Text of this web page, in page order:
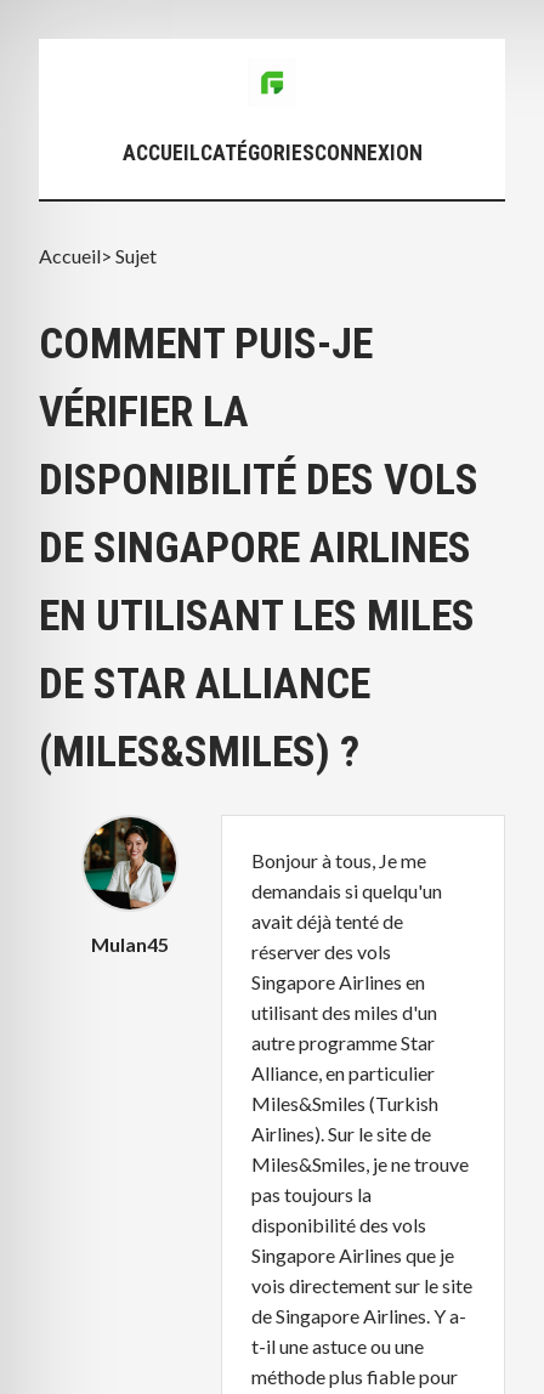
ACCUEILCATÉGORIESCONNEXION
Accueil> Sujet
COMMENT PUIS-JE
VÉRIFIER LA
DISPONIBILITÉ DES VOLS
DE SINGAPORE AIRLINES
EN UTILISANT LES MILES
DE STAR ALLIANCE
(MILES&SMILES) ?
Mulan45
Bonjour à tous, Je me
demandais si quelqu'un
avait déjà tenté de
réserver des vols
Singapore Airlines en
utilisant des miles d'un
autre programme Star
Alliance, en particulier
Miles&Smiles (Turkish
Airlines). Sur le site de
Miles&Smiles, je ne trouve
pas toujours la
disponibilité des vols
Singapore Airlines que je
vois directement sur le site
de Singapore Airlines. Y a-
t-il une astuce ou une
méthode plus fiable pour